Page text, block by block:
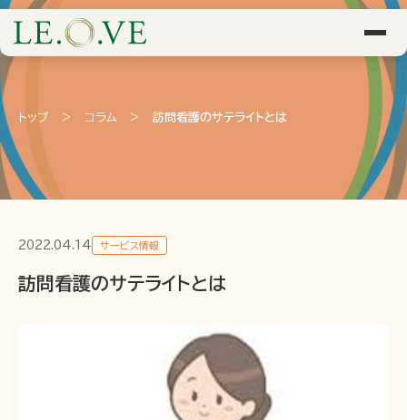
トップ > コラム > 訪問看護のサテライトとは
2022.04.14 サービス情報
訪問看護のサテライトとは